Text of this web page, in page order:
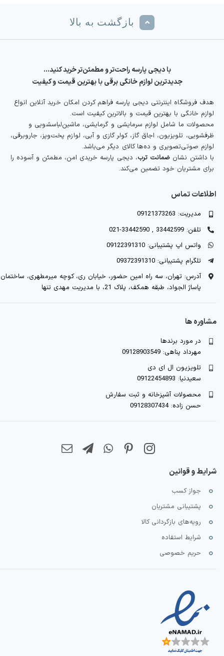
بازگشت به بالا
با دیجی پارسه راحت‌تر و مطمئن‌تر خرید کنید…
جدیدترین لوازم خانگی برقی با بهترین قیمت و کیفیت
هدف فروشگاه اینترنتی دیجی پارسه فراهم کردن امکان خرید آنلاین انواع
لوازم خانگی با بهترین قیمت و بالاترین کیفیت است.
محصولات ما شامل لوازم سرمایشی و گرمایشی، ماشین‌لباسشویی و
ظرفشویی، تلویزیون، اجاق گاز، کولر گازی و آبی، لوازم پخت‌وپز، جاروبرقی،
لوازم صوتی‌تصویری و ده‌ها کالای دیگر می‌باشد.
با داشتن نشان ضمانت ترب، دیجی پارسه خریدی امن، مطمئن و آسوده را
برای مشتریان خود تضمین می‌کند.
اطلاعات تماس
مدیریت: 09121373263
تلفن: 33442599 , 33442590-021
واتس اپ پشتیبانی: 09122391310
تلگرام پشتیبانی: 09372391310
آدرس: تهران، سه راه امین حضور، خیابان ری، کوچه میرمطهری، ساختمان
پاساژ الجواد، طبقه همکف، پلاک 21، با مدیریت مهدی تنها
مشاوره ها
در مورد برندها
مهرداد پناهی: 09128903549
تلویزیون ال ای دی
سعیدنیا: 09122454893
محصولات آشپزخانه و ثبت سفارش
حسن زاده: 09128307434
شرایط و قوانین
جواز کسب
پشتیبانی مشتریان
رویه‌های بازگردانی کالا
شرایط استفاده
حریم خصوصی